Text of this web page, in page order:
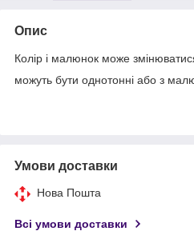
Опис
Колір і малюнок може
можуть бути однотонні або з
Умови доставки
Нова Пошта
Всі умови доставки